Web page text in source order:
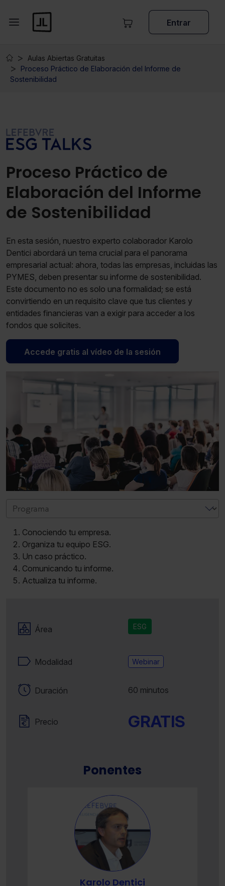
Entrar
Aulas Abiertas Gratuitas
Proceso Práctico de Elaboración del Informe de
Sostenibilidad
Proceso Práctico de
Elaboración del Informe
de Sostenibilidad
En esta sesión, nuestro experto colaborador Karolo
Dentici abordará un tema crucial para el panorama
empresarial actual: ahora, todas las empresas, incluidas las
PYMES, deben presentar su informe de sostenibilidad.
Este documento no es solo una formalidad; se está
convirtiendo en un requisito clave que tus clientes y
entidades financieras van a exigir para acceder a los
fondos que solicites.
Accede gratis al vídeo de la sesión
Conociendo tu empresa.
Organiza tu equipo ESG.
Un caso práctico.
Comunicando tu informe.
Actualiza tu informe.
Área ESG
Modalidad Webinar
Duración 60 minutos
Precio GRATIS
Ponentes
Karolo Dentici